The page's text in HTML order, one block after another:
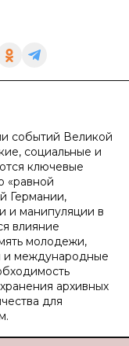
событий Великой
социальные и
ключевые
«равной
Германии,
и манипуляции в
влияние
молодежи,
и международные
архивных
для